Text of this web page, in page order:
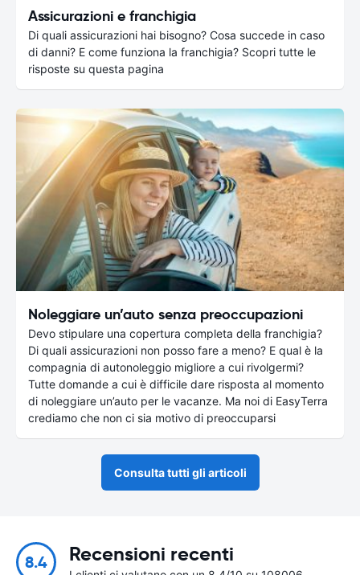
Assicurazioni e franchigia
Di quali assicurazioni hai bisogno? Cosa succede in caso
di danni? E come funziona la franchigia? Scopri tutte le
risposte su questa pagina
Noleggiare un’auto senza preoccupazioni
Devo stipulare una copertura completa della franchigia?
Di quali assicurazioni non posso fare a meno? E qual è la
compagnia di autonoleggio migliore a cui rivolgermi?
Tutte domande a cui è difficile dare risposta al momento
di noleggiare un’auto per le vacanze. Ma noi di EasyTerra
crediamo che non ci sia motivo di preoccuparsi
Consulta tutti gli articoli
8.4 Recensioni recenti